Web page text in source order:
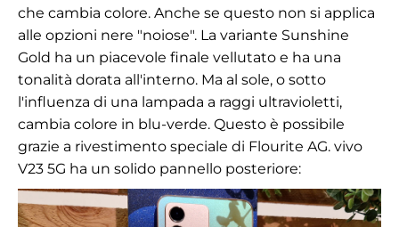
che cambia colore. Anche se questo non si applica
alle opzioni nere "noiose". La variante Sunshine
Gold ha un piacevole finale vellutato e ha una
tonalità dorata all'interno. Ma al sole, o sotto
l'influenza di una lampada a raggi ultravioletti,
cambia colore in blu-verde. Questo è possibile
grazie a rivestimento speciale di Flourite AG. vivo
V23 5G ha un solido pannello posteriore: